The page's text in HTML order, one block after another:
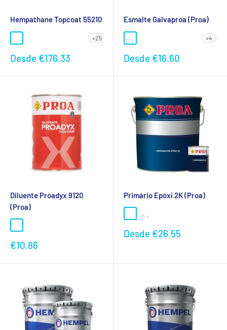
Hempathane Topcoat 55210
+25
Preço
Desde €176.33
Esmalte Galvaproa (Proa)
+4
Preço
Desde €16.60
Diluente Proadyx 9120
(Proa)
Preço
€10.86
Primário Epóxi 2K (Proa)
Preço
Desde €26.55